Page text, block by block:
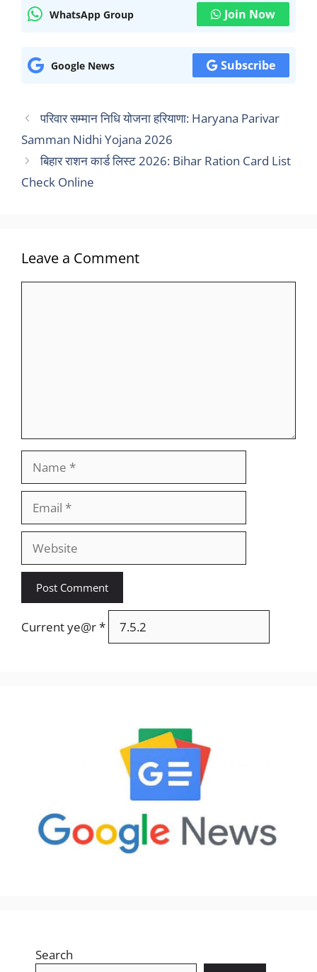
WhatsApp Group Join Now
Google News Subscribe
परिवार सम्मान निधि योजना हरियाणा: Haryana Parivar
Samman Nidhi Yojana 2026
बिहार राशन कार्ड लिस्ट 2026: Bihar Ration Card List
Check Online
Leave a Comment
Website
Current ye@r*
Search